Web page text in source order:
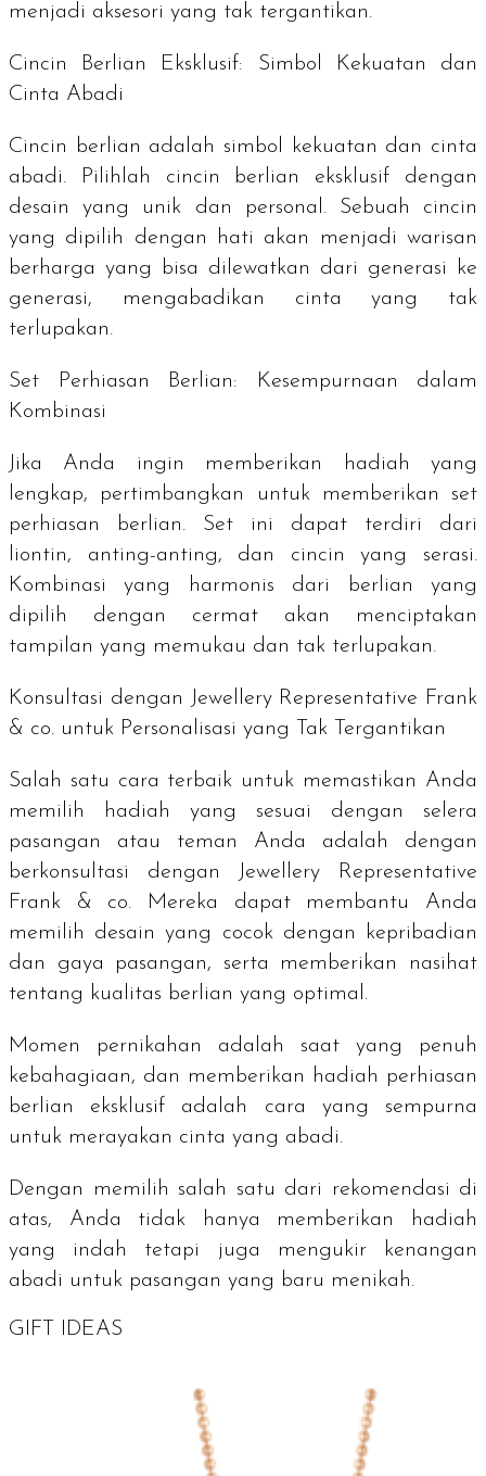
menjadi aksesori yang tak tergantikan.
Cincin Berlian Eksklusif: Simbol Kekuatan dan
Cinta Abadi
Cincin berlian adalah simbol kekuatan dan cinta
abadi. Pilihlah cincin berlian eksklusif dengan
desain yang unik dan personal. Sebuah cincin
yang dipilih dengan hati akan menjadi warisan
berharga yang bisa dilewatkan dari generasi ke
generasi, mengabadikan cinta yang tak
terlupakan.
Set Perhiasan Berlian: Kesempurnaan dalam
Kombinasi
Jika Anda ingin memberikan hadiah yang
lengkap, pertimbangkan untuk memberikan set
perhiasan berlian. Set ini dapat terdiri dari
liontin, anting-anting, dan cincin yang serasi.
Kombinasi yang harmonis dari berlian yang
dipilih dengan cermat akan menciptakan
tampilan yang memukau dan tak terlupakan.
Konsultasi dengan Jewellery Representative Frank
& co. untuk Personalisasi yang Tak Tergantikan
Salah satu cara terbaik untuk memastikan Anda
memilih hadiah yang sesuai dengan selera
pasangan atau teman Anda adalah dengan
berkonsultasi dengan Jewellery Representative
Frank & co. Mereka dapat membantu Anda
memilih desain yang cocok dengan kepribadian
dan gaya pasangan, serta memberikan nasihat
tentang kualitas berlian yang optimal.
Momen pernikahan adalah saat yang penuh
kebahagiaan, dan memberikan hadiah perhiasan
berlian eksklusif adalah cara yang sempurna
untuk merayakan cinta yang abadi.
Dengan memilih salah satu dari rekomendasi di
atas, Anda tidak hanya memberikan hadiah
yang indah tetapi juga mengukir kenangan
abadi untuk pasangan yang baru menikah.
GIFT IDEAS